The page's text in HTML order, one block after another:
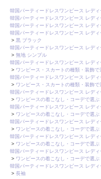
韓国パーティードレスワンピース レディ
韓国パーティードレスワンピース レディ
韓国パーティードレスワンピース レディ
韓国パーティードレスワンピース レディ
> 黒 ブラック
韓国パーティードレスワンピース レディ
> 無地 シンプル
韓国パーティードレスワンピース レディ
> ワンピース・スカートの種類・装飾で
韓国パーティードレスワンピース レディ
> ワンピース・スカートの種類・装飾で
韓国パーティードレスワンピース レディ
> ワンピースの着こなし・コーデで選ぶ
韓国パーティードレスワンピース レディ
> ワンピースの着こなし・コーデで選ぶ
韓国パーティードレスワンピース レディ
> ワンピースの着こなし・コーデで選ぶ
韓国パーティードレスワンピース レディ
> ワンピースの着こなし・コーデで選ぶ
韓国パーティードレスワンピース レディ
> ワンピースの着こなし・コーデで選ぶ
韓国パーティードレスワンピース レディ
> 長袖